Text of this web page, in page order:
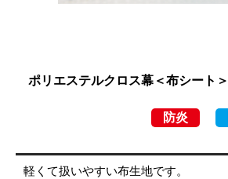
ポリエステルクロス幕＜布シート＞
防炎
軽くて扱いやすい布生地です。